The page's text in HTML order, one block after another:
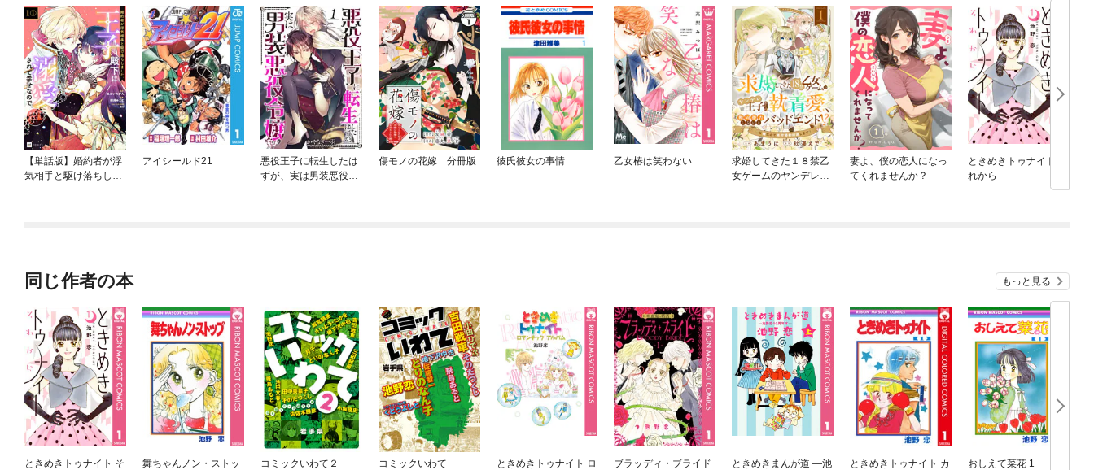
【単話版】婚約者が浮
気相手と駆け落ちしま
アイシールド21
悪役王子に転生したは
ずが、実は男装悪役令
傷モノの花嫁 分冊版 彼氏彼女の事情 乙女椿は笑わない
求婚してきた１８禁乙
女ゲームのヤンデレ王
妻よ、僕の恋人になっ
てくれませんか？
ときめきトゥナイト そ
れから
同じ作者の本 もっと見る
ときめきトゥナイト そ
舞ちゃんノン・ストッ
コミックいわて２ コミックいわて
ときめきトゥナイト ロ
ブラッディ・ブライド
ときめきまんが道 ―池
ときめきトゥナイト カ
おしえて菜花 1